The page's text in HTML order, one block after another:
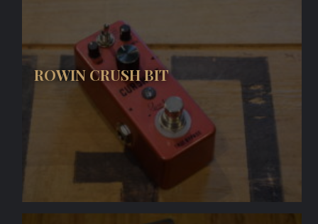
ROWIN CRUSH BIT